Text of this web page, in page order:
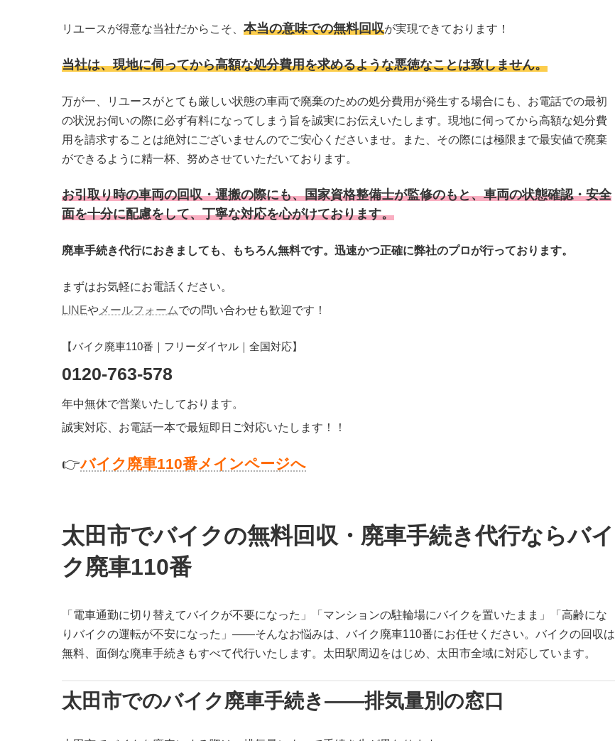
リユースが得意な当社だからこそ、 本当の意味での無料回収が実現できております！
当社は、現地に伺ってから高額な処分費用を求めるような悪徳なことは致しません。
万が一、リユースがとても厳しい状態の車両で廃棄のための処分費用が発生する場合にも、お電話での最初
の状況お伺いの際に必ず有料になってしまう旨を誠実にお伝えいたします。現地に伺ってから高額な処分費
用を請求することは絶対にございませんのでご安心くださいませ。また、その際には極限まで最安値で廃棄
ができるように精一杯、努めさせていただいております。
お引取り時の車両の回収・運搬の際にも、国家資格整備士が監修のもと、車両の状態確認・安全
面を十分に配慮をして、丁寧な対応を心がけております。
廃車手続き代行におきましても、もちろん無料です。迅速かつ正確に弊社のプロが行っております。
まずはお気軽にお電話ください。
LINEや メールフォームでの問い合わせも歓迎です！
【バイク廃車110番｜フリーダイヤル｜全国対応】
0120-763-578
年中無休で営業いたしております。
誠実対応、お電話一本で最短即日ご対応いたします！！
👉バイク廃車110番メインページへ
太田市でバイクの無料回収・廃車手続き代行ならバイ
ク廃車110番
「電車通勤に切り替えてバイクが不要になった」「マンションの駐輪場にバイクを置いたまま」「高齢にな
りバイクの運転が不安になった」——そんなお悩みは、バイク廃車110番にお任せください。バイクの回収は
無料、面倒な廃車手続きもすべて代行いたします。太田駅周辺をはじめ、太田市全域に対応しています。
太田市でのバイク廃車手続き——排気量別の窓口